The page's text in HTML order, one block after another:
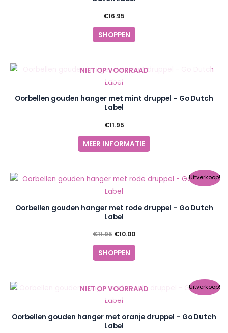
€16.95
SHOPPEN
NIET OP VOORRAAD
Oorbellen gouden hanger met mint druppel – Go Dutch
Label
€11.95
MEER INFORMATIE
Uitverkoop!
Oorbellen gouden hanger met rode druppel – Go Dutch
Label
€11.95
Oorspronkelijke
prijs
was:
€10.00
Huidige
prijs
SHOPPEN
Uitverkoop!
NIET OP VOORRAAD
Oorbellen gouden hanger met oranje druppel – Go Dutch
Label
Oorspronkelijke
prijs
was:
Huidige
prijs